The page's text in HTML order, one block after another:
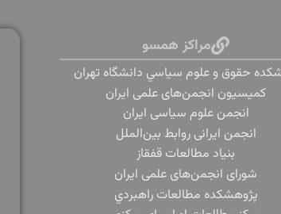
مراکز همسو
حقوق و علوم سياسي دانشگاه تهران
کمیسیون انجمن‌های علمی ایران
انجمن علوم سیاسی ایران
انجمن ایرانی روابط بین‌الملل
بنياد مطالعات قفقاز
شورای انجمن‌های علمی ایران
پژوهشكده مطالعات راهبردي